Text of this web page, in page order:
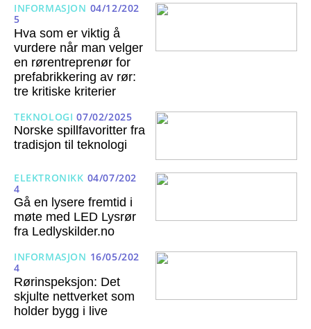
INFORMASJON 04/12/202
5
Hva som er viktig å
vurdere når man velger
en rørentreprenør for
prefabrikkering av rør:
tre kritiske kriterier
TEKNOLOGI 07/02/2025
Norske spillfavoritter fra
tradisjon til teknologi
ELEKTRONIKK 04/07/202
4
Gå en lysere fremtid i
møte med LED Lysrør
fra Ledlyskilder.no
INFORMASJON 16/05/202
4
Rørinspeksjon: Det
skjulte nettverket som
holder bygg i live